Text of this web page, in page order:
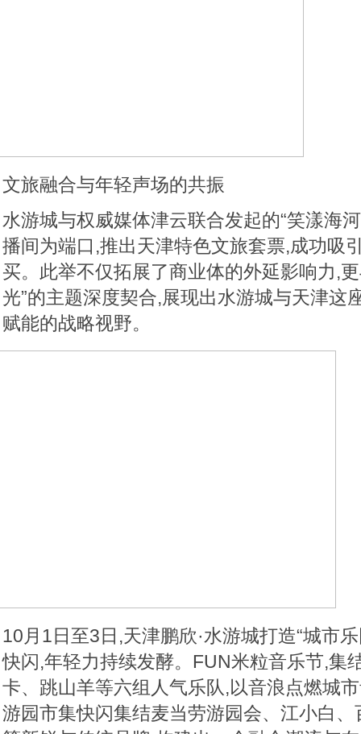
文旅融合与年轻声场的共振
水游城与权威媒体津云联合发起的“笑漾海
播间为端口,推出天津特色文旅套票,成功吸
买。此举不仅拓展了商业体的外延影响力,
光”的主题深度契合,展现出水游城与天津这
赋能的战略视野。
10月1日至3日,天津鹏欣·水游城打造“城市
快闪,年轻力持续发酵。 FUN米粒音乐节,集
卡、跳山羊等六组人气乐队,以音浪点燃城
游园市集快闪集结麦当劳游园会、江小白